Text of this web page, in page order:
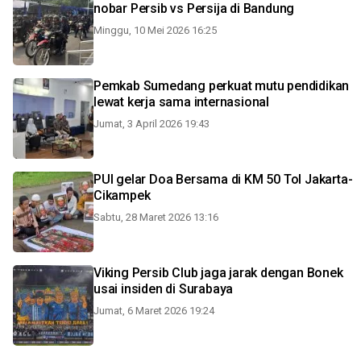
nobar Persib vs Persija di Bandung
Minggu, 10 Mei 2026 16:25
Pemkab Sumedang perkuat mutu pendidikan
lewat kerja sama internasional
Jumat, 3 April 2026 19:43
PUI gelar Doa Bersama di KM 50 Tol Jakarta-
Cikampek
Sabtu, 28 Maret 2026 13:16
Viking Persib Club jaga jarak dengan Bonek
usai insiden di Surabaya
Jumat, 6 Maret 2026 19:24